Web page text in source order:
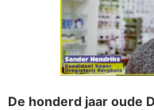
De honderd jaar oude